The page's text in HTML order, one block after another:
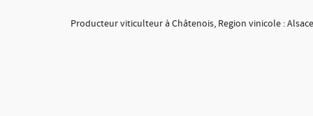
Producteur viticulteur à Châtenois, Region vinicole : Alsace